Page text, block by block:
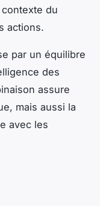
du
actions.
par un équilibre
des
assure
mais aussi la
avec les